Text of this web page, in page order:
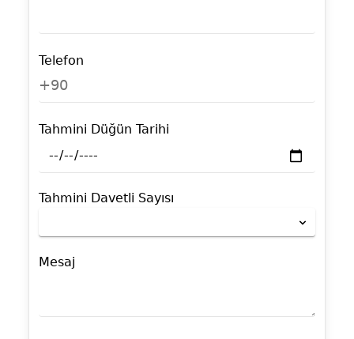
Telefon
+90
Tahmini Düğün Tarihi
Tahmini Davetli Sayısı
Mesaj